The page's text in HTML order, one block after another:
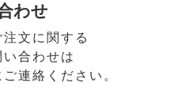
わせ
文に関する
合わせは
連絡ください。